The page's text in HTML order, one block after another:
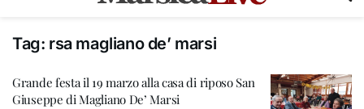
Tag: rsa magliano de’ marsi
Grande festa il 19 marzo alla casa di riposo San
Giuseppe di Magliano De’ Marsi